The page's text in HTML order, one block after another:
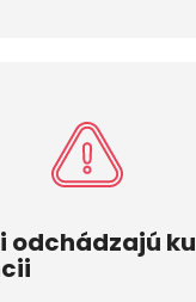
odchádzajú ku